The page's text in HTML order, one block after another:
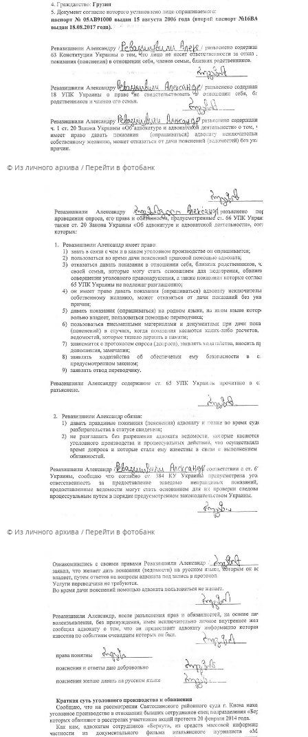
© Из личного архива Перейти в фотобанк
© Из личного архива Перейти в фотобанк